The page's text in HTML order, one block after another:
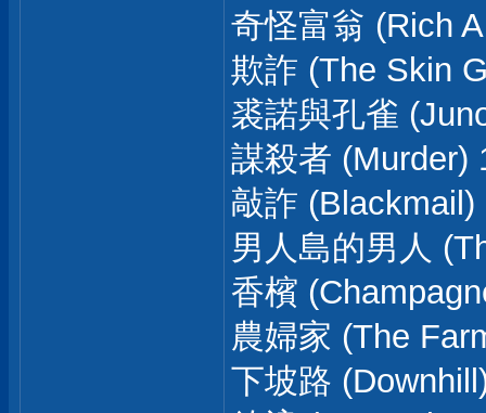
奇怪富翁 (Rich
欺詐 (The Skin
裘諾與孔雀
謀殺者 (Murder)
敲詐 (Blackmail)
男人島的男人
香檳
農婦家 (The
下坡路